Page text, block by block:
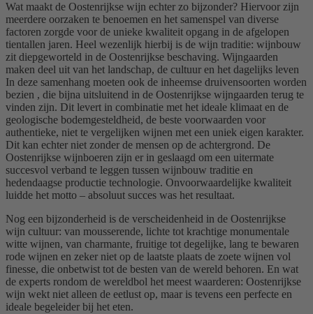
Wat maakt de Oostenrijkse wijn echter zo bijzonder? Hiervoor zijn
meerdere oorzaken te benoemen en het samenspel van diverse
factoren zorgde voor de unieke kwaliteit opgang in de afgelopen
tientallen jaren. Heel wezenlijk hierbij is de wijn traditie: wijnbouw
zit diepgeworteld in de Oostenrijkse beschaving. Wijngaarden
maken deel uit van het landschap, de cultuur en het dagelijks leven
In deze samenhang moeten ook de inheemse druivensoorten worden
bezien , die bijna uitsluitend in de Oostenrijkse wijngaarden terug te
vinden zijn. Dit levert in combinatie met het ideale klimaat en de
geologische bodemgesteldheid, de beste voorwaarden voor
authentieke, niet te vergelijken wijnen met een uniek eigen karakter.
Dit kan echter niet zonder de mensen op de achtergrond. De
Oostenrijkse wijnboeren zijn er in geslaagd om een uitermate
succesvol verband te leggen tussen wijnbouw traditie en
hedendaagse productie technologie. Onvoorwaardelijke kwaliteit
luidde het motto – absoluut succes was het resultaat.
Nog een bijzonderheid is de verscheidenheid in de Oostenrijkse
wijn cultuur: van mousserende, lichte tot krachtige monumentale
witte wijnen, van charmante, fruitige tot degelijke, lang te bewaren
rode wijnen en zeker niet op de laatste plaats de zoete wijnen vol
finesse, die onbetwist tot de besten van de wereld behoren. En wat
de experts rondom de wereldbol het meest waarderen: Oostenrijkse
wijn wekt niet alleen de eetlust op, maar is tevens een perfecte en
ideale begeleider bij het eten.